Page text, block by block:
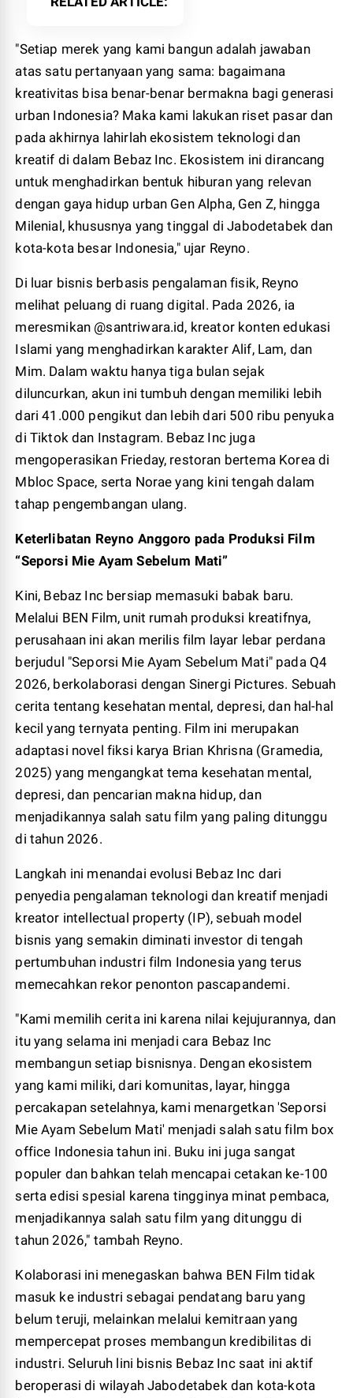
"Setiap merek yang kami bangun adalah jawaban
atas satu pertanyaan yang sama: bagaimana
kreativitas bisa benar-benar bermakna bagi generasi
urban Indonesia? Maka kami lakukan riset pasar dan
pada akhirnya lahirlah ekosistem teknologi dan
kreatif di dalam Bebaz Inc. Ekosistem ini dirancang
untuk menghadirkan bentuk hiburan yang relevan
dengan gaya hidup urban Gen Alpha, Gen Z, hingga
Milenial, khususnya yang tinggal di Jabodetabek dan
kota-kota besar Indonesia," ujar Reyno.
Di luar bisnis berbasis pengalaman fisik, Reyno
melihat peluang di ruang digital. Pada 2026, ia
meresmikan @santriwara.id, kreator konten edukasi
Islami yang menghadirkan karakter Alif, Lam, dan
Mim. Dalam waktu hanya tiga bulan sejak
diluncurkan, akun ini tumbuh dengan memiliki lebih
dari 41.000 pengikut dan lebih dari 500 ribu penyuka
di Tiktok dan Instagram. Bebaz Inc juga
mengoperasikan Frieday, restoran bertema Korea di
Mbloc Space, serta Norae yang kini tengah dalam
tahap pengembangan ulang.
Keterlibatan Reyno Anggoro pada Produksi Film
“Seporsi Mie Ayam Sebelum Mati”
Kini, Bebaz Inc bersiap memasuki babak baru.
Melalui BEN Film, unit rumah produksi kreatifnya,
perusahaan ini akan merilis film layar lebar perdana
berjudul "Seporsi Mie Ayam Sebelum Mati" pada Q4
2026, berkolaborasi dengan Sinergi Pictures. Sebuah
cerita tentang kesehatan mental, depresi, dan hal-hal
kecil yang ternyata penting. Film ini merupakan
adaptasi novel fiksi karya Brian Khrisna (Gramedia,
2025) yang mengangkat tema kesehatan mental,
depresi, dan pencarian makna hidup, dan
menjadikannya salah satu film yang paling ditunggu
di tahun 2026.
Langkah ini menandai evolusi Bebaz Inc dari
penyedia pengalaman teknologi dan kreatif menjadi
kreator intellectual property (IP), sebuah model
bisnis yang semakin diminati investor di tengah
pertumbuhan industri film Indonesia yang terus
memecahkan rekor penonton pascapandemi.
"Kami memilih cerita ini karena nilai kejujurannya, dan
itu yang selama ini menjadi cara Bebaz Inc
membangun setiap bisnisnya. Dengan ekosistem
yang kami miliki, dari komunitas, layar, hingga
percakapan setelahnya, kami menargetkan 'Seporsi
Mie Ayam Sebelum Mati' menjadi salah satu film box
office Indonesia tahun ini. Buku ini juga sangat
populer dan bahkan telah mencapai cetakan ke-100
serta edisi spesial karena tingginya minat pembaca,
menjadikannya salah satu film yang ditunggu di
tahun 2026," tambah Reyno.
Kolaborasi ini menegaskan bahwa BEN Film tidak
masuk ke industri sebagai pendatang baru yang
belum teruji, melainkan melalui kemitraan yang
mempercepat proses membangun kredibilitas di
industri. Seluruh lini bisnis Bebaz Inc saat ini aktif
beroperasi di wilayah Jabodetabek dan kota-kota